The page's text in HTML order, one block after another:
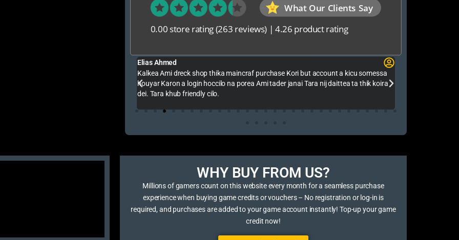
What Our Clients Say
0.00 store rating(263 reviews) |4.26 product rating
Elias Ahmed
Kalkea Ami dreck shop thika maincraf purchase Kori but account a kicu somessa
houyar Karon a login hoccilo na porea Ami tader janai Tara nij daittea ta thik koira
dei. Tara khub friendly cilo.
WHY BUY FROM US?​
Millions of gamers count on this website every month for a seamless purchase
experience when buying game credits or vouchers – No registration or log-in is
required, and purchases are added to your game account instantly! Top-up your game
credit now!